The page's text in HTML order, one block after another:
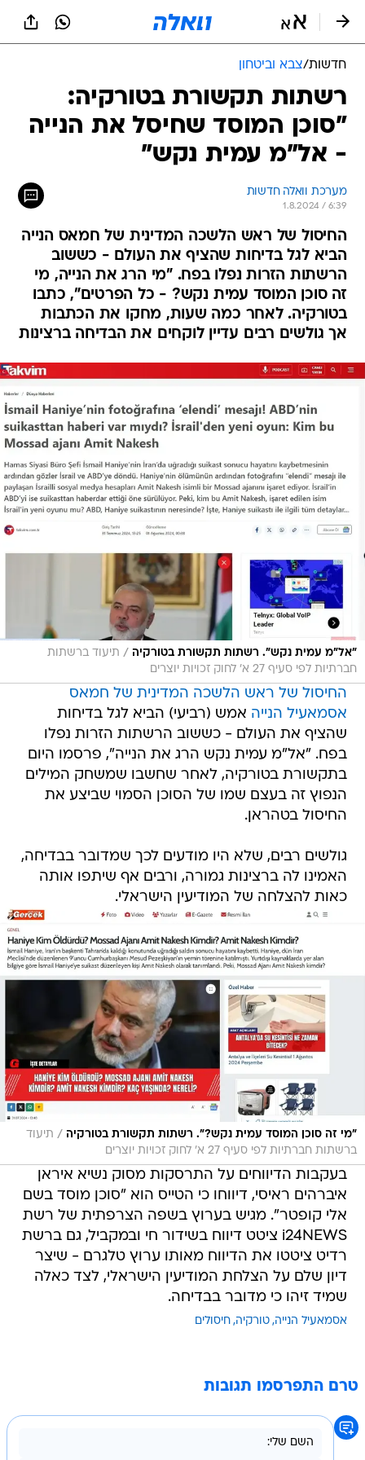
חדשות/צבא וביטחון
רשתות תקשורת בטורקיה:
"סוכן המוסד שחיסל את הנייה
- אל"מ עמית נקש"
מערכת וואלה חדשות
1.8.2024 / 6:39
החיסול של ראש הלשכה המדינית של חמאס הנייה
הביא לגל בדיחות שהציף את העולם - כששוב
הרשתות הזרות נפלו בפח. "מי הרג את הנייה, מי
זה סוכן המוסד עמית נקש? - כל הפרטים", כתבו
בטורקיה. לאחר כמה שעות, מחקו את הכתבות
אך גולשים רבים עדיין לוקחים את הבדיחה ברצינות
"אל"מ עמית נקש". רשתות תקשורת בטורקיה / תיעוד ברשתות
חברתיות לפי סעיף 27 א' לחוק זכויות יוצרים
החיסול של ראש הלשכה המדינית של חמאס
אסמאעיל הנייה אמש (רביעי) הביא לגל בדיחות
שהציף את העולם - כששוב הרשתות הזרות נפלו
בפח. "אל"מ עמית נקש הרג את הנייה", פרסמו היום
בתקשורת בטורקיה, לאחר שחשבו שמשחק המילים
הנפוץ זה בעצם שמו של הסוכן הסמוי שביצע את
החיסול בטהראן.
גולשים רבים, שלא היו מודעים לכך שמדובר בבדיחה,
האמינו לה ברצינות גמורה, ורבים אף שיתפו אותה
כאות להצלחה של המודיעין הישראלי.
"מי זה סוכן המוסד עמית נקש?". רשתות תקשורת בטורקיה / תיעוד
ברשתות חברתיות לפי סעיף 27 א' לחוק זכויות יוצרים
בעקבות הדיווחים על התרסקות מסוק נשיא איראן
איברהים ראיסי, דיווחו כי הטייס הוא "סוכן מוסד בשם
אלי קופטר". מגיש בערוץ בשפה הצרפתית של רשת
i24NEWS ציטט דיווח בשידור חי ובמקביל, גם ברשת
רדיט ציטטו את הדיווח מאותו ערוץ טלגרם - שיצר
דיון שלם על הצלחת המודיעין הישראלי, לצד כאלה
שמיד זיהו כי מדובר בבדיחה.
אסמאעיל הנייה טורקיה חיסולים
טרם התפרסמו תגובות